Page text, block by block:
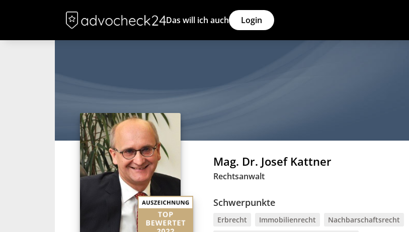
Das will ich auch Login
Mag. Dr. Josef Kattner
Rechtsanwalt
Schwerpunkte
Erbrecht Immobilienrecht
Nachbarschaftsrecht